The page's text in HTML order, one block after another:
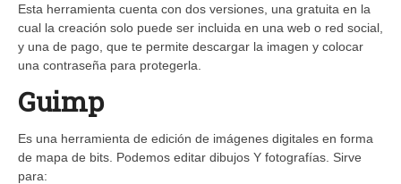
Esta herramienta cuenta con dos versiones, una gratuita en la
cual la creación solo puede ser incluida en una web o red social,
y una de pago, que te permite descargar la imagen y colocar
una contraseña para protegerla.
Guimp
Es una herramienta de edición de imágenes digitales en forma
de mapa de bits. Podemos editar dibujos Y fotografías. Sirve
para: